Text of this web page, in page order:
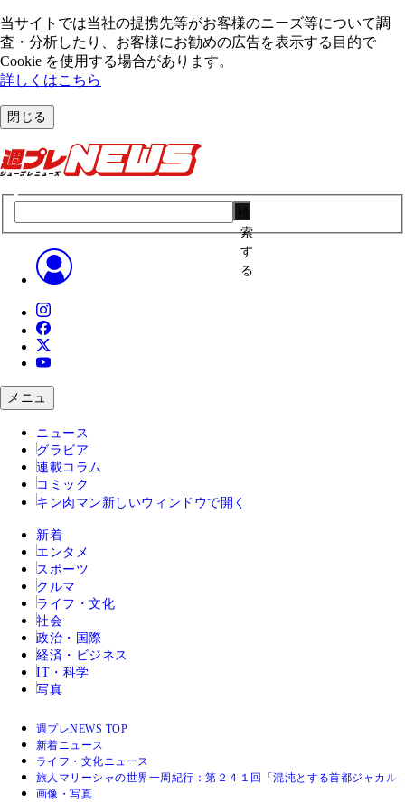
当サイトでは当社の提携先等がお客様のニーズ等について調
査・分析したり、お客様にお勧めの広告を表⽰する⽬的で
Cookie を使⽤する場合があります。
詳しくはこちら
閉じる
索
す
る
メニュ
ニュース
グラビア
連載コラム
コミック
キン肉マン 新しいウィンドウで開く
新着
エンタメ
スポーツ
クルマ
ライフ・文化
社会
政治・国際
経済・ビジネス
IT・科学
写真
週プレNEWS TOP
新着ニュース
ライフ・文化ニュース
旅人マリーシャの世界一周紀行：第２４１回「混沌とする首都ジャカル
画像・写真